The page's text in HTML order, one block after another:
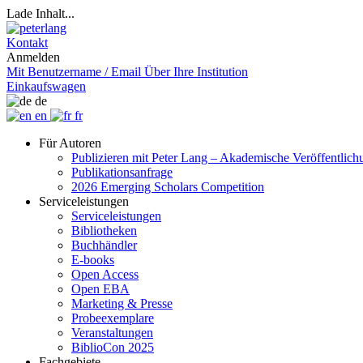
Lade Inhalt...
Kontakt
Anmelden
Mit Benutzername / Email Über Ihre Institution
Einkaufswagen
de
en
fr
Für Autoren
Publizieren mit Peter Lang – Akademische
Publikationsanfrage
2026 Emerging Scholars Competition
Serviceleistungen
Serviceleistungen
Bibliotheken
Buchhändler
E-books
Open Access
Open EBA
Marketing & Presse
Probeexemplare
Veranstaltungen
BiblioCon 2025